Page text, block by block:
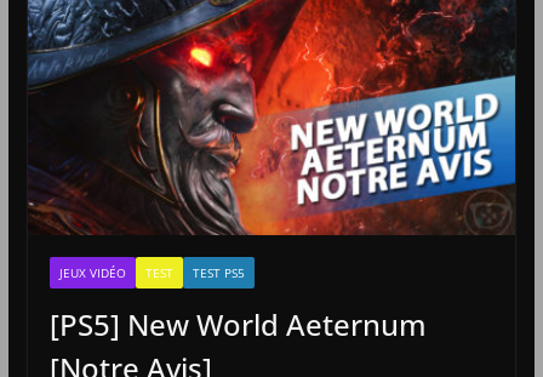
JEUX VIDÉO TEST TEST PS5
[PS5] New World Aeternum
[Notre Avis]